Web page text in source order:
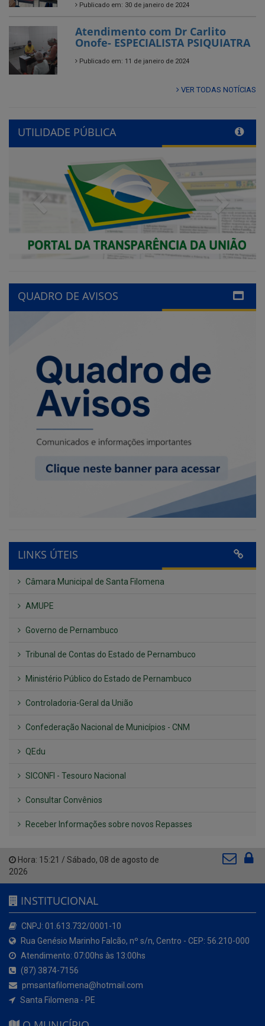
Publicado em: 30 de janeiro de 2024
Atendimento com Dr Carlito
Onofe- ESPECIALISTA PSIQUIATRA
Publicado em: 11 de janeiro de 2024
VER TODAS NOTÍCIAS
UTILIDADE PÚBLICA
Previous Next
QUADRO DE AVISOS
LINKS ÚTEIS
Câmara Municipal de Santa Filomena
AMUPE
Governo de Pernambuco
Tribunal de Contas do Estado de Pernambuco
Ministério Público do Estado de Pernambuco
Controladoria-Geral da União
Confederação Nacional de Municípios - CNM
QEdu
SICONFI - Tesouro Nacional
Consultar Convênios
Receber Informações sobre novos Repasses
Hora: 15:21 / Sábado, 08 de agosto de
2026
INSTITUCIONAL
CNPJ: 01.613.732/0001-10
Rua Genésio Marinho Falcão, nº s/n, Centro - CEP: 56.210-000
Atendimento: 07:00hs às 13:00hs
(87) 3874-7156
pmsantafilomena@hotmail.com
Santa Filomena - PE